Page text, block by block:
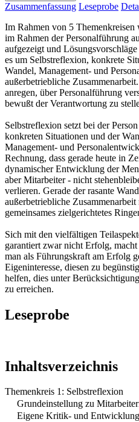
Zusammenfassung Leseprobe
Im Rahmen von 5 Themenkreisen
im Rahmen der Personalführung
aufgezeigt und
es um Selbstreflexion, konkrete
Wandel, Management- und
außerbetriebliche
anregen, über Personalführung
bewußt der Verantwortung zu
Selbstreflexion setzt bei der
konkreten Situationen und der
Management- und
Rechnung, dass gerade heute in
dynamischer Entwicklung der
aber Mitarbeiter - nicht
verlieren. Gerade der rasante
außerbetriebliche
gemeinsames zielgerichtetes
Sich mit den vielfältigen
garantiert zwar nicht Erfolg,
man als Führungskraft am Erfolg
Eigeninteresse, diesen zu
helfen, dies unter
zu erreichen.
Leseprobe
Inhaltsverzeichnis
Themenkreis 1: Selbstreflexion
Grundeinstellung zu
Eigene Kritik- und